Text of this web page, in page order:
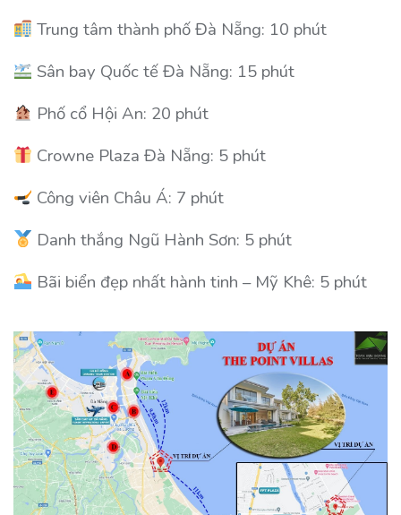
Trung tâm thành phố Đà Nẵng: 10 phút
Sân bay Quốc tế Đà Nẵng: 15 phút
Phố cổ Hội An: 20 phút
Crowne Plaza Đà Nẵng: 5 phút
Công viên Châu Á: 7 phút
Danh thắng Ngũ Hành Sơn: 5 phút
Bãi biển đẹp nhất hành tinh – Mỹ Khê: 5 phút